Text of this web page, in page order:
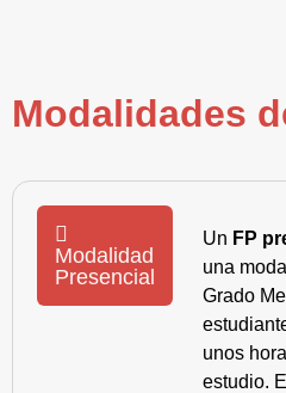
Modalidades
Modalidad
Presencial
Un FP
una
Grado
unos
estudio.